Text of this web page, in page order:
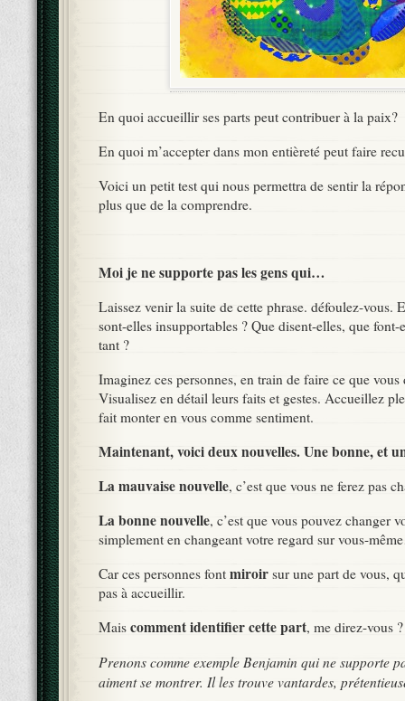
En quoi accueillir ses parts peut contribuer à la paix?
En quoi m’accepter dans mon entièreté peut faire
Voici un petit test qui nous permettra de sentir la
plus que de la comprendre.
Moi je ne supporte pas les gens qui…
Laissez venir la suite de cette phrase. défoulez-vous.
sont-elles insupportables ? Que disent-elles, que font-
tant ?
Imaginez ces personnes, en train de faire ce que vous
Visualisez en détail leurs faits et gestes. Accueillez
fait monter en vous comme sentiment.
Maintenant, voici deux nouvelles. Une bonne, et
La mauvaise nouvelle, c’est que vous ne ferez pas
La bonne nouvelle, c’est que vous pouvez changer
simplement en changeant votre regard sur vous-
Car ces personnes font miroir sur une part de vous,
pas à accueillir.
Mais comment identifier cette part, me direz-vous ?
Prenons comme exemple Benjamin qui ne supporte
aiment se montrer. Il les trouve vantardes,